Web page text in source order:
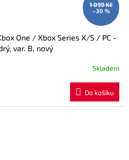
1 099 Kč
–30 %
One / Xbox Series X/S / PC -
var. B, nový
Skladem
Do košíku